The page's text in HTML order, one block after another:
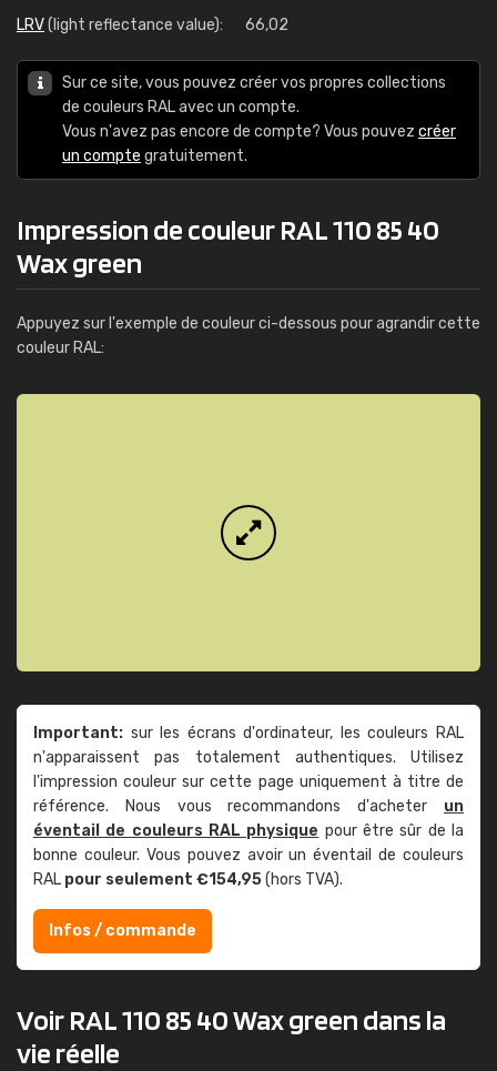
LRV(light reflectance value): 66,02
Sur ce site, vous pouvez créer vos propres collections
de couleurs RAL avec un compte.
Vous n'avez pas encore de compte? Vous pouvez créer
un compte gratuitement.
Impression de couleur RAL 110 85 40
Wax green
Appuyez sur l'exemple de couleur ci-dessous pour agrandir cette
couleur RAL:
Important: sur les écrans d'ordinateur, les couleurs RAL
n'apparaissent pas totalement authentiques. Utilisez
l'impression couleur sur cette page uniquement à titre de
référence. Nous vous recommandons d'acheter un
éventail de couleurs RAL physique pour être sûr de la
bonne couleur. Vous pouvez avoir un éventail de couleurs
RAL pour seulement €154,95(hors TVA).
Infos / commande
Voir RAL 110 85 40 Wax green dans la
vie réelle